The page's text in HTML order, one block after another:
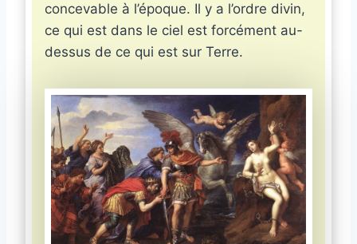
concevable à l’époque. Il y a l’ordre divin,
ce qui est dans le ciel est forcément au-
dessus de ce qui est sur Terre.